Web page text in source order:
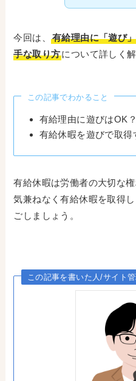
今回は、有給理由に「遊び
手な取り方について詳しく解
この記事でわかること
有給理由に遊びはOK
有給休暇を遊びで取得
有給休暇は労働者の大切な
気兼ねなく有給休暇を取得
ごしましょう。
この記事を書いた人/サイト